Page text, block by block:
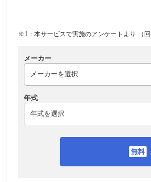
※1：本サービスで実施のアンケートより （回
メーカー
年式